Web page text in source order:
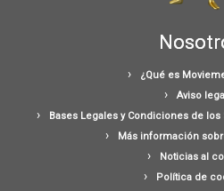
¿Qué es
Aviso legal
Bases Legales y Condiciones de
Más información
Noticias al
Política de